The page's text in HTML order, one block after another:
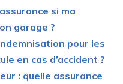
si ma
garage ?
pour les
en cas d’accident ?
: quelle assurance